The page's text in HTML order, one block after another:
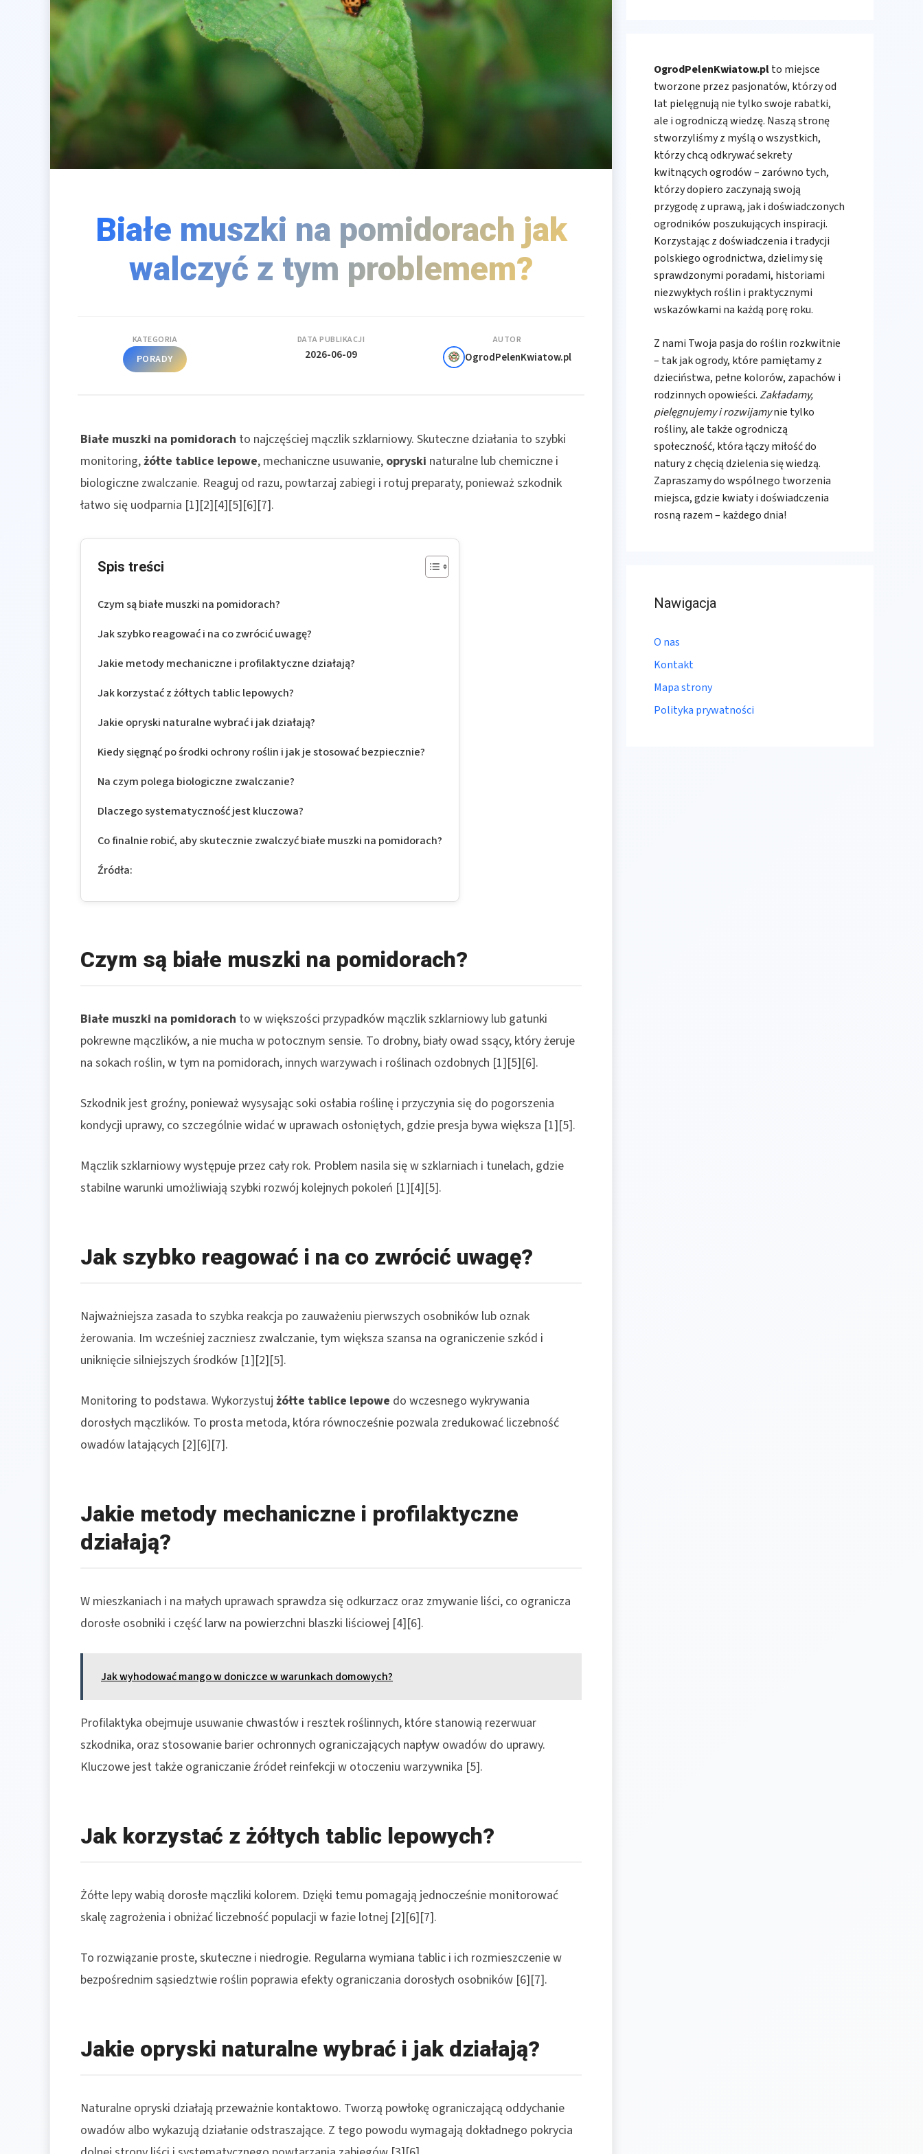
Białe muszki na pomidorach jak
walczyć z tym problemem?
KATEGORIA
PORADY
DATA PUBLIKACJI
2026-06-09
AUTOR
OgrodPelenKwiatow.pl
Białe muszki na pomidorach to najczęściej mączlik szklarniowy. Skuteczne działania to szybki
monitoring,żółte tablice lepowe, mechaniczne usuwanie, opryski naturalne lub chemiczne i
biologiczne zwalczanie. Reaguj od razu, powtarzaj zabiegi i rotuj preparaty, ponieważ szkodnik
łatwo się uodparnia [1][2][4][5][6][7].
Spis treści
Czym są białe muszki na pomidorach?
Jak szybko reagować i na co zwrócić uwagę?
Jakie metody mechaniczne i profilaktyczne działają?
Jak korzystać z żółtych tablic lepowych?
Jakie opryski naturalne wybrać i jak działają?
Kiedy sięgnąć po środki ochrony roślin i jak je stosować bezpiecznie?
Na czym polega biologiczne zwalczanie?
Dlaczego systematyczność jest kluczowa?
Co finalnie robić, aby skutecznie zwalczyć białe muszki na pomidorach?
Źródła:
Czym są białe muszki na pomidorach?
Białe muszki na pomidorach to w większości przypadków mączlik szklarniowy lub gatunki
pokrewne mączlików, a nie mucha w potocznym sensie. To drobny, biały owad ssący, który żeruje
na sokach roślin, w tym na pomidorach, innych warzywach i roślinach ozdobnych [1][5][6].
Szkodnik jest groźny, ponieważ wysysając soki osłabia roślinę i przyczynia się do pogorszenia
kondycji uprawy, co szczególnie widać w uprawach osłoniętych, gdzie presja bywa większa [1][5].
Mączlik szklarniowy występuje przez cały rok. Problem nasila się w szklarniach i tunelach, gdzie
stabilne warunki umożliwiają szybki rozwój kolejnych pokoleń [1][4][5].
Jak szybko reagować i na co zwrócić uwagę?
Najważniejsza zasada to szybka reakcja po zauważeniu pierwszych osobników lub oznak
żerowania. Im wcześniej zaczniesz zwalczanie, tym większa szansa na ograniczenie szkód i
uniknięcie silniejszych środków [1][2][5].
Monitoring to podstawa. Wykorzystuj żółte tablice lepowe do wczesnego wykrywania
dorosłych mączlików. To prosta metoda, która równocześnie pozwala zredukować liczebność
owadów latających [2][6][7].
Jakie metody mechaniczne i profilaktyczne
działają?
W mieszkaniach i na małych uprawach sprawdza się odkurzacz oraz zmywanie liści, co ogranicza
dorosłe osobniki i część larw na powierzchni blaszki liściowej [4][6].
Jak wyhodować mango w doniczce w warunkach domowych?
Profilaktyka obejmuje usuwanie chwastów i resztek roślinnych, które stanowią rezerwuar
szkodnika, oraz stosowanie barier ochronnych ograniczających napływ owadów do uprawy.
Kluczowe jest także ograniczanie źródeł reinfekcji w otoczeniu warzywnika [5].
Jak korzystać z żółtych tablic lepowych?
Żółte lepy wabią dorosłe mączliki kolorem. Dzięki temu pomagają jednocześnie monitorować
skalę zagrożenia i obniżać liczebność populacji w fazie lotnej [2][6][7].
To rozwiązanie proste, skuteczne i niedrogie. Regularna wymiana tablic i ich rozmieszczenie w
bezpośrednim sąsiedztwie roślin poprawia efekty ograniczania dorosłych osobników [6][7].
Jakie opryski naturalne wybrać i jak działają?
Naturalne opryski działają przeważnie kontaktowo. Tworzą powłokę ograniczającą oddychanie
owadów albo wykazują działanie odstraszające. Z tego powodu wymagają dokładnego pokrycia
OgrodPelenKwiatow.plto miejsce
tworzone przez pasjonatów, którzy od
lat pielęgnują nie tylko swoje rabatki,
ale i ogrodniczą wiedzę. Naszą stronę
stworzyliśmy z myślą o wszystkich,
którzy chcą odkrywać sekrety
kwitnących ogrodów – zarówno tych,
którzy dopiero zaczynają swoją
przygodę z uprawą, jak i doświadczonych
ogrodników poszukujących inspiracji.
Korzystając z doświadczenia i tradycji
polskiego ogrodnictwa, dzielimy się
sprawdzonymi poradami, historiami
niezwykłych roślin i praktycznymi
wskazówkami na każdą porę roku.
Z nami Twoja pasja do roślin rozkwitnie
– tak jak ogrody, które pamiętamy z
dzieciństwa, pełne kolorów, zapachów i
rodzinnych opowieści.Zakładamy,
pielęgnujemy i rozwijamynie tylko
rośliny, ale także ogrodniczą
społeczność, która łączy miłość do
natury z chęcią dzielenia się wiedzą.
Zapraszamy do wspólnego tworzenia
miejsca, gdzie kwiaty i doświadczenia
rosną razem – każdego dnia!
Nawigacja
O nas
Kontakt
Mapa strony
Polityka prywatności